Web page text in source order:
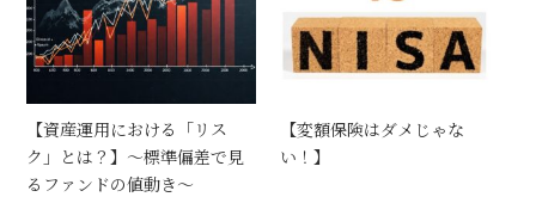
【資産運用における「リス
ク」とは？】～標準偏差で見
るファンドの値動き～
【変額保険はダメじゃな
い！】